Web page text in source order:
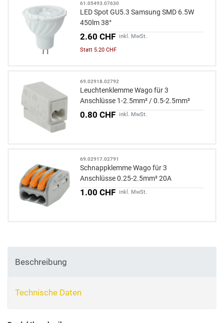
61.05493.07630
LED Spot GU5.3 Samsung SMD 6.5W
450lm 38°
2.60 CHF inkl. MwSt.
Statt 5.20 CHF
69.02918.02792
Leuchtenklemme Wago für 3
Anschlüsse 1-2.5mm² / 0.5-2.5mm²
weiss
0.80 CHF inkl. MwSt.
69.02917.02791
Schnappklemme Wago für 3
Anschlüsse 0.25-2.5mm² 20A
1.00 CHF inkl. MwSt.
Beschreibung
Technische Daten